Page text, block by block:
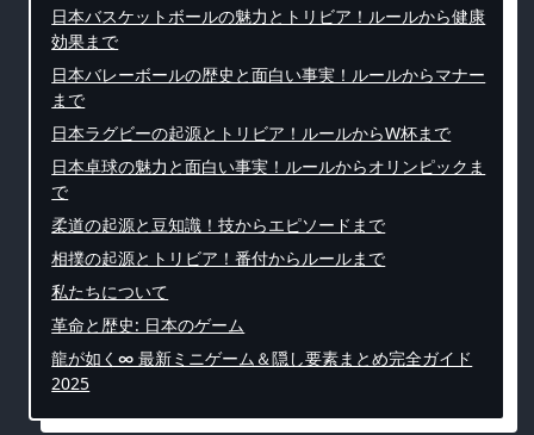
日本バスケットボールの魅力とトリビア！ルールから健康
効果まで
日本バレーボールの歴史と面白い事実！ルールからマナー
まで
日本ラグビーの起源とトリビア！ルールからW杯まで
日本卓球の魅力と面白い事実！ルールからオリンピックま
で
柔道の起源と豆知識！技からエピソードまで
相撲の起源とトリビア！番付からルールまで
私たちについて
革命と歴史: 日本のゲーム
龍が如く∞ 最新ミニゲーム＆隠し要素まとめ完全ガイド
2025